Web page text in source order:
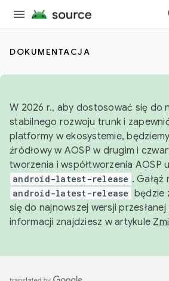
DOKUMENTACJA
W 2026 r., aby dostosować się do
stabilnego rozwoju trunk i
platformy w ekosystemie,
źródłowy w AOSP w drugim i
tworzenia i współtworzenia AOSP
android-latest-release . Gałąź
android-latest-release będzie
się do najnowszej wersji przesłanej
informacji znajdziesz w artykule